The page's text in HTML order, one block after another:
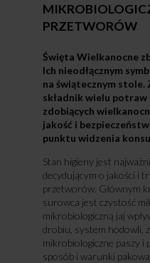
PRZETWORÓW
Święta Wielkanocne
Ich nieodłącznym
na świątecznym stole.
składnik wielu
zdobiących
jakość i
punktu widzenia
Stan higieny jest
decydującym o jakości i
przetworów. Głównym
surowca jest czystość
mikrobiologiczną jaj
drobiu, system hodowli,
mikrobiologiczne paszy i
sposób i warunki